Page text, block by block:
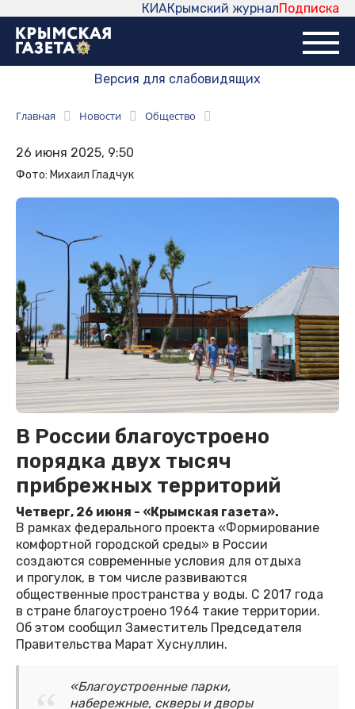
Подписка
Крымский журнал
КИА
Версия для слабовидящих
Главная Новости Общество
26 июня 2025, 9:50
Фото: Михаил Гладчук
В России благоустроено
порядка двух тысяч
прибрежных территорий
Четверг, 26 июня - «Крымская газета».
В рамках федерального проекта «Формирование
комфортной городской среды» в России
создаются современные условия для отдыха
и прогулок, в том числе развиваются
общественные пространства у воды. С 2017 года
в стране благоустроено 1964 такие территории.
Об этом сообщил Заместитель Председателя
Правительства Марат Хуснуллин.
«Благоустроенные парки,
набережные, скверы и дворы